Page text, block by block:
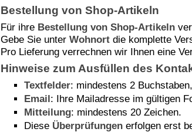
Bestellung von Shop-Artikeln
Für ihre Bestellung von Shop-Artikeln
Gebe Sie unter Wohnort die komplette
Pro Lieferung verrechnen wir Ihnen eine
Hinweise zum Ausfüllen des
Textfelder: mindestens 2
Email: Ihre Mailadresse im gültigen
Mitteilung: mindestens 20 Zeichen.
Diese Überprüfungen erfolgen erst